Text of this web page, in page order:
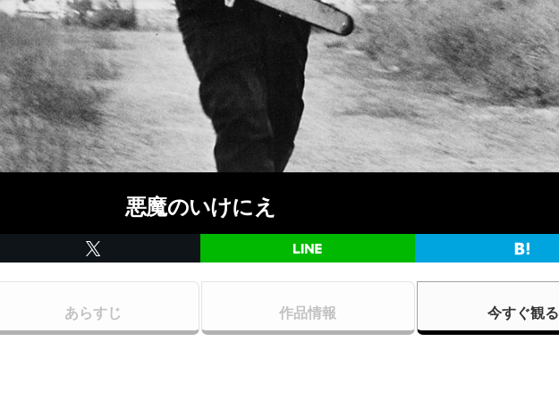
悪魔のいけにえ
あらすじ 作品情報 今すぐ観る